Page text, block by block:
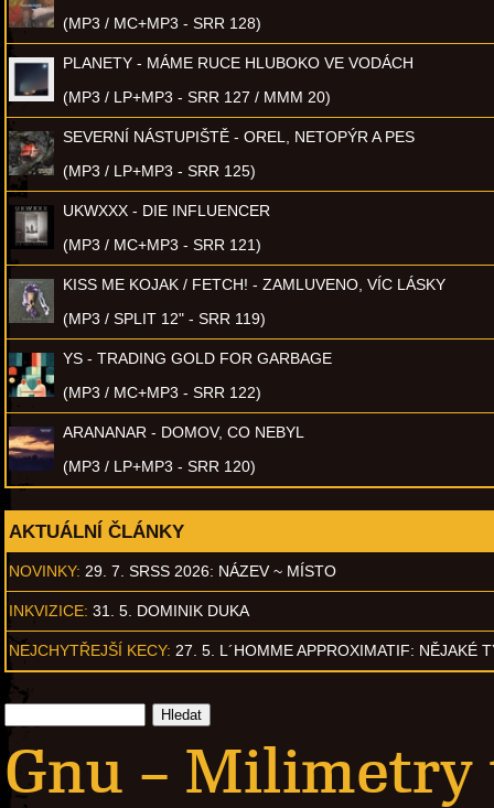
(MP3 / MC+MP3 - SRR 128)
PLANETY - MÁME RUCE HLUBOKO VE VODÁCH
(MP3 / LP+MP3 - SRR 127 / MMM 20)
SEVERNÍ NÁSTUPIŠTĚ - OREL, NETOPÝR A PES
(MP3 / LP+MP3 - SRR 125)
UKWXXX - DIE INFLUENCER
(MP3 / MC+MP3 - SRR 121)
KISS ME KOJAK / FETCH! - ZAMLUVENO, VÍC LÁSKY
(MP3 / SPLIT 12" - SRR 119)
YS - TRADING GOLD FOR GARBAGE
(MP3 / MC+MP3 - SRR 122)
ARANANAR - DOMOV, CO NEBYL
(MP3 / LP+MP3 - SRR 120)
AKTUÁLNÍ ČLÁNKY
NOVINKY: 29. 7. SRSS 2026: NÁZEV ~ MÍSTO
INKVIZICE: 31. 5. DOMINIK DUKA
NEJCHYTŘEJŠÍ KECY: 27. 5. L´HOMME APPROXIMATIF: NĚJAKÉ
Gnu –